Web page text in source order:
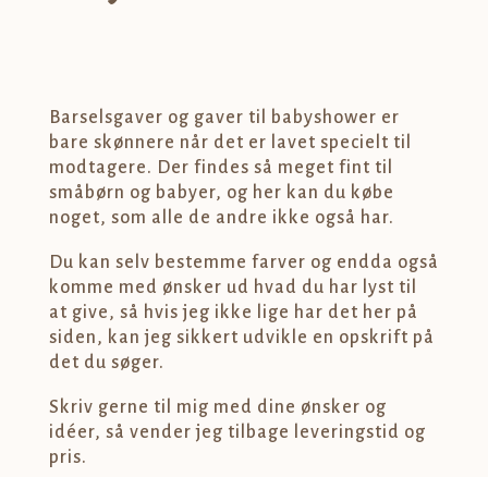
Barselsgaver og gaver til babyshower er
bare skønnere når det er lavet specielt til
modtagere. Der findes så meget fint til
småbørn og babyer, og her kan du købe
noget, som alle de andre ikke også har.
Du kan selv bestemme farver og endda også
komme med ønsker ud hvad du har lyst til
at give, så hvis jeg ikke lige har det her på
siden, kan jeg sikkert udvikle en opskrift på
det du søger.
Skriv gerne til mig med dine ønsker og
idéer, så vender jeg tilbage leveringstid og
pris.